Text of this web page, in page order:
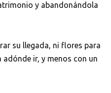
y abandonándola
su llegada, ni flores para
adónde ir, y menos con un